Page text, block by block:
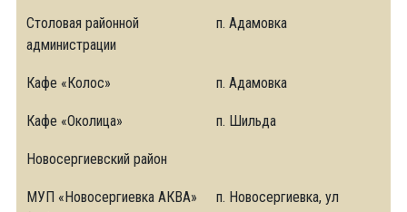
Столовая районной
администрации
п. Адамовка
Кафе «Колос» п. Адамовка
Кафе «Околица» п. Шильда
Новосергиевский район
МУП «Новосергиевка АКВА»
п. Новосергиевка, ул